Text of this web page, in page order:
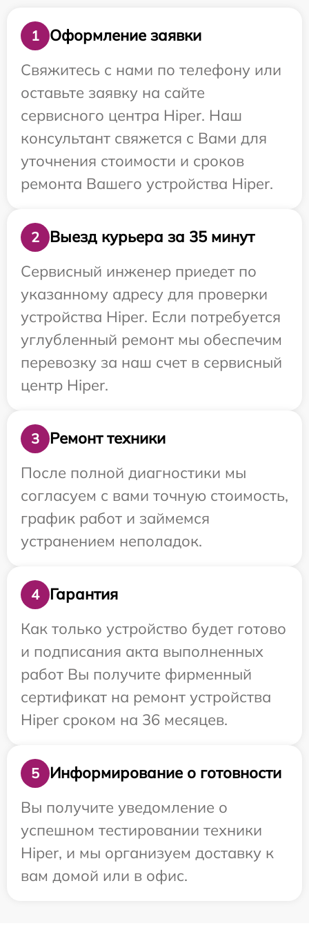
1
Оформление заявки
Свяжитесь с нами по телефону или
оставьте заявку на сайте
сервисного центра Hiper. Наш
консультант свяжется с Вами для
уточнения стоимости и сроков
ремонта Вашего устройства Hiper.
2
Выезд курьера за 35 минут
Сервисный инженер приедет по
указанному адресу для проверки
устройства Hiper. Если потребуется
углубленный ремонт мы обеспечим
перевозку за наш счет в сервисный
центр Hiper.
3
Ремонт техники
После полной диагностики мы
согласуем с вами точную стоимость,
график работ и займемся
устранением неполадок.
4
Гарантия
Как только устройство будет готово
и подписания акта выполненных
работ Вы получите фирменный
сертификат на ремонт устройства
Hiper сроком на 36 месяцев.
5
Информирование о готовности
Вы получите уведомление о
успешном тестировании техники
Hiper, и мы организуем доставку к
вам домой или в офис.